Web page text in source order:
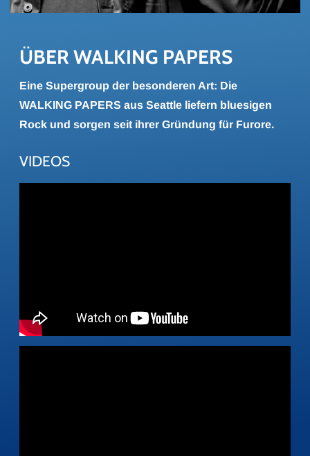
ÜBER WAL­KING PA­PERS
Eine Supergroup der besonderen Art: Die
WALKING PAPERS aus Seattle liefern bluesigen
Rock und sorgen seit ihrer Gründung für Furore.
VIDEOS